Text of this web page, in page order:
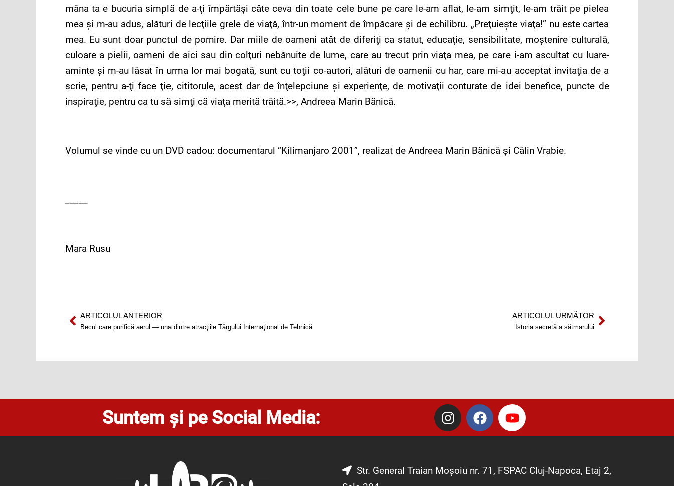
mâna ta e bucuria simplă de a-ţi împărtăşi câte ceva din toate cele bune pe care le-am aflat, le-am simţit, le-am trăit pe pielea
mea şi m-au adus, alături de lecţiile grele de viaţă, într-un moment de împăcare şi de echilibru. „Preţuieşte viaţa!” nu este cartea
mea. Eu sunt doar punctul de pornire. Dar miile de oameni atât de diferiţi ca statut, educaţie, sensibilitate, moştenire culturală,
culoare a pielii, oameni de aici sau din colţuri nebănuite de lume, care au trecut prin viaţa mea, pe care i-am ascultat cu luare-
aminte şi m-au lăsat în urma lor mai bogată, sunt cu toţii co-autori, alături de oamenii cu har, care mi-au acceptat invitaţia de a
scrie, pentru a-ţi face ţie, cititorule, acest dar de înţelepciune şi experienţe, de motivaţii conturate de idei benefice, puncte de
inspiraţie, pentru ca tu să simţi că viaţa merită trăită.>>, Andreea Marin Bănică.
Volumul se vinde cu un DVD cadou: documentarul “Kilimanjaro 2001”, realizat de Andreea Marin Bănică şi Călin Vrabie.
Mara Rusu
Prev
ARTICOLUL ANTERIOR
Becul care purifică aerul — una dintre atracţiile Târgului Internaţional de Tehnică
ARTICOLUL URMĂTOR
Istoria secretă a sătmaruluiNext
Suntem și pe Social Media:
I
n
s
g
F
a
c
b
o
Y
o
u
u
b
Str. General Traian Moșoiu nr. 71, FSPAC Cluj-Napoca, Etaj 2,